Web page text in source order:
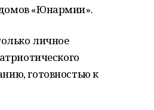
«Юнармии».
личное
готовностью к